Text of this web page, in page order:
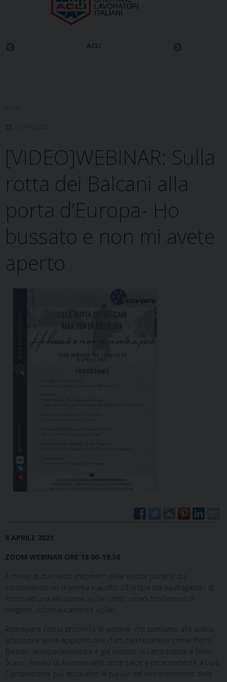
ACLI
NEWS
12 APRILE 2021
[VIDEO]WEBINAR: Sulla
rotta dei Balcani alla
porta d’Europa- Ho
bussato e non mi avete
aperto
8 APRILE 2021
ZOOM WEBINAR ORE 18.00-19.30
A meno di duecento chilometri delle nostre porte si sta
consumando un dramma inaudito. L’Europa sta naufragando di
fronte ad una situazione in cui i diritti umani fondamentali
vengono sistematicamente violati.
Retinopera con la proposta di webinar che portiamo alla vostra
attenzione vuole approfondire i fatti con testimoni come Pietro
Bartolo, europarlamentare e già medico di Lampedusa, e Nello
Scavo , inviato di Avvenire nelle zone calde e recentemente a Lipa.
Comprendere poi attraverso le parole del neo presidente delle